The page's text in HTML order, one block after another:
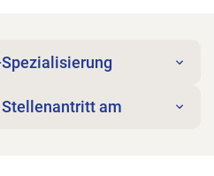
Spezialisierung
Stellenantritt am